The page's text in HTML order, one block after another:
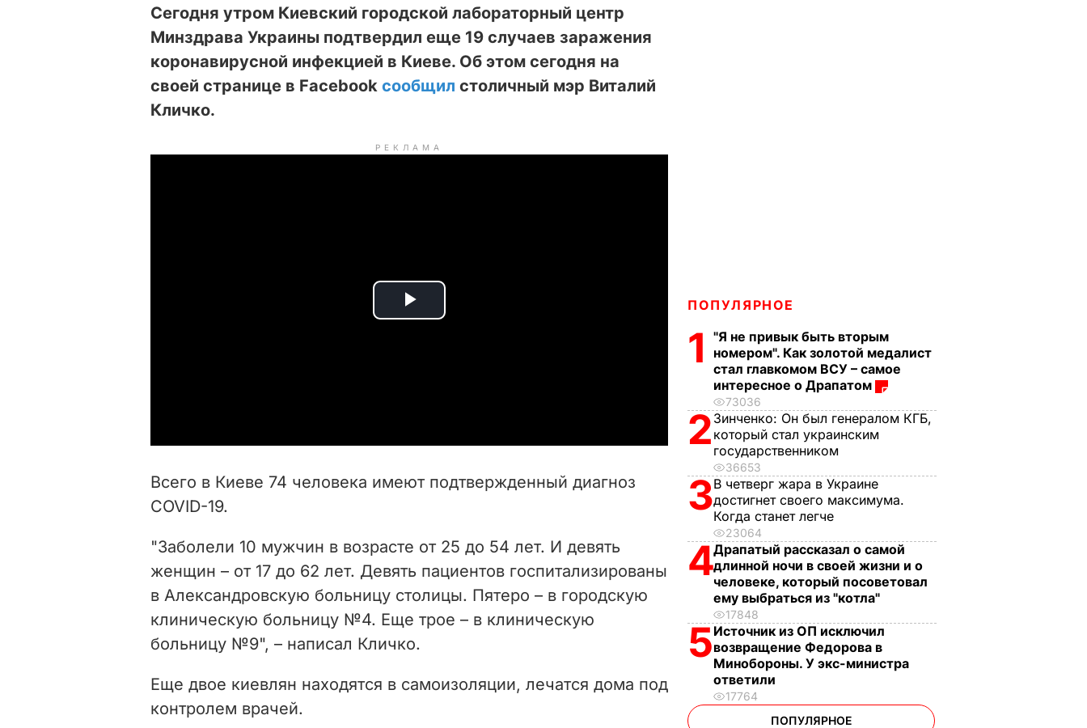
Сегодня утром Киевский городской лабораторный центр
Минздрава Украины подтвердил еще 19 случаев заражения
коронавирусной инфекцией в Киеве. Об этом сегодня на
своей странице в Facebook сообщил столичный мэр Виталий
Кличко.
РЕКЛАМА
P
d
e
o
Всего в Киеве 74 человека имеют подтвержденный диагноз
COVID-19.
"Заболели 10 мужчин в возрасте от 25 до 54 лет. И девять
женщин – от 17 до 62 лет. Девять пациентов госпитализированы
в Александровскую больницу столицы. Пятеро – в городскую
клиническую больницу №4. Еще трое – в клиническую
больницу №9", – написал Кличко.
Еще двое киевлян находятся в самоизоляции, лечатся дома под
контролем врачей.
ПОПУЛЯРНОЕ
1
"Я не привык быть вторым
номером". Как золотой медалист
стал главкомом ВСУ – самое
интересное о Драпатом
73036
2 Зинченко: Он был генералом КГБ,
который стал украинским
государственником
36653
3В четверг жара в Украине
достигнет своего максимума.
Когда станет легче
23064
4Драпатый рассказал о самой
длинной ночи в своей жизни и о
человеке, который посоветовал
ему выбраться из "котла"
17848
5Источник из ОП исключил
возвращение Федорова в
Минобороны. У экс-министра
ответили
17764
ПОПУЛЯРНОЕ